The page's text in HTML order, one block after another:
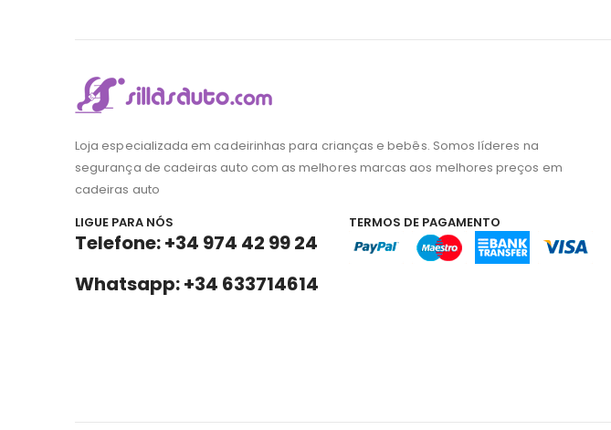
Loja especializada em cadeirinhas para crianças e bebês. Somos líderes na
segurança de cadeiras auto com as melhores marcas aos melhores preços em
cadeiras auto
LIGUE PARA NÓS
Telefone: +34 974 42 99 24
Whatsapp: +34 633714614
TERMOS DE PAGAMENTO